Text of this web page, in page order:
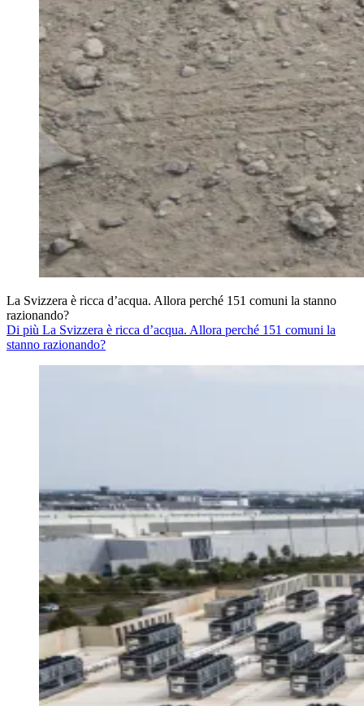
La Svizzera è ricca d’acqua. Allora perché 151 comuni la stanno
razionando?
Di più La Svizzera è ricca d’acqua. Allora perché 151 comuni la
stanno razionando?